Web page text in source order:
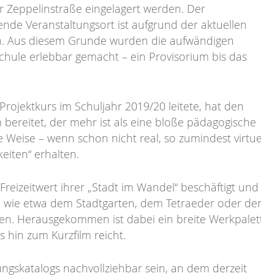
eingelagert werden. Der
Veranstaltungsort ist aufgrund der aktuellen
diesem Grunde wurden die aufwändigen
erlebbar gemacht – ein Provisorium bis das
im Schuljahr 2019/20 leitete, hat den
der mehr ist als eine bloße pädagogische
– wenn schon nicht real, so zumindest
erhalten.
ihrer „Stadt im Wandel“ beschäftigt und
etwa dem Stadtgarten, dem Tetraeder oder
Herausgekommen ist dabei ein breite
hin zum Kurzfilm reicht.
nachvollziehbar sein, an dem derzeit